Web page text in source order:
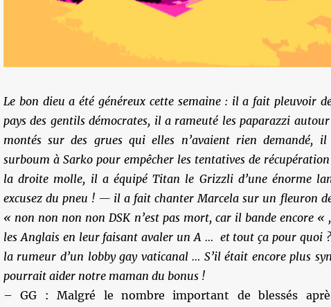
Le bon dieu a été généreux cette semaine : il a fait pleuvoir
pays des gentils démocrates, il a rameuté les paparazzi
montés sur des grues qui elles n’avaient rien demandé,
surboum à Sarko pour empêcher les tentatives de
la droite molle, il a équipé Titan le Grizzli d’une énorme
excusez du pneu ! — il a fait chanter Marcela sur un fleuron
« non non non non DSK n’est pas mort, car il bande encore
les Anglais en leur faisant avaler un A … et tout ça pour quoi
la rumeur d’un lobby gay vaticanal … S’il était encore plus
pourrait aider notre maman du bonus !
– GG : Malgré le nombre important de blessés